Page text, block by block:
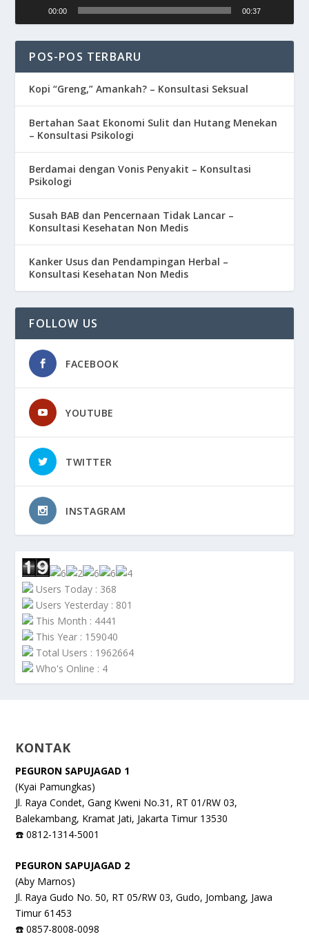
00:00 00:37
POS-POS TERBARU
Kopi “Greng,” Amankah? – Konsultasi Seksual
Bertahan Saat Ekonomi Sulit dan Hutang Menekan
– Konsultasi Psikologi
Berdamai dengan Vonis Penyakit – Konsultasi
Psikologi
Susah BAB dan Pencernaan Tidak Lancar –
Konsultasi Kesehatan Non Medis
Kanker Usus dan Pendampingan Herbal –
Konsultasi Kesehatan Non Medis
FOLLOW US
FACEBOOK
YOUTUBE
TWITTER
INSTAGRAM
Users Today : 368
Users Yesterday : 801
This Month : 4441
This Year : 159040
Total Users : 1962664
Who's Online : 4
KONTAK
PEGURON SAPUJAGAD 1
(Kyai Pamungkas)
Jl. Raya Condet, Gang Kweni No.31, RT 01/RW 03,
Balekambang, Kramat Jati, Jakarta Timur 13530
☎️ 0812-1314-5001
PEGURON SAPUJAGAD 2
(Aby Marnos)
Jl. Raya Gudo No. 50, RT 05/RW 03, Gudo, Jombang, Jawa
Timur 61453
☎️ 0857-8008-0098